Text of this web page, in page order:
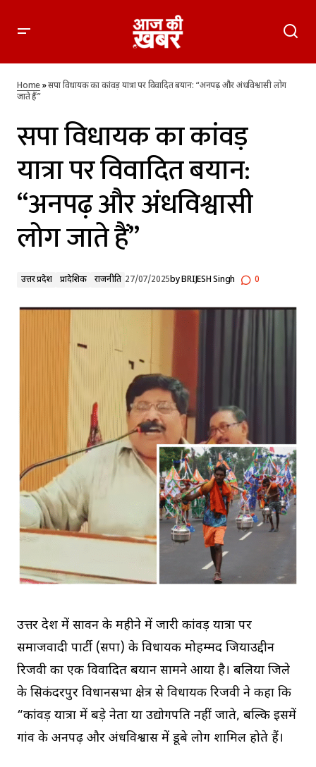
अंधविश्वासी लोग जाते हैं”
Home»सपा विधायक का कांवड़ यात्रा पर विवादित बयान: “अनपढ़ और अंधविश्वासी लोग
जाते हैं”
सपा विधायक का कांवड़
यात्रा पर विवादित बयान:
“अनपढ़ और अंधविश्वासी
लोग जाते हैं”
उत्तर प्रदेश प्रादेशिक राजनीति 27/07/2025byBRIJESH Singh 0
उत्तर प्रदेश में सावन के महीने में जारी कांवड़ यात्रा पर
समाजवादी पार्टी (सपा) के विधायक मोहम्मद जियाउद्दीन
रिजवी का एक विवादित बयान सामने आया है। बलिया जिले
के सिकंदरपुर विधानसभा क्षेत्र से विधायक रिजवी ने कहा कि
“कांवड़ यात्रा में बड़े नेता या उद्योगपति नहीं जाते, बल्कि इसमें
गांव के अनपढ़ और अंधविश्वास में डूबे लोग शामिल होते हैं।